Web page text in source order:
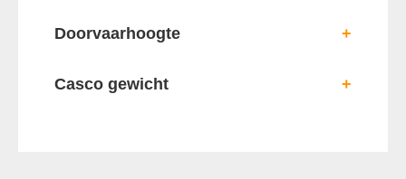
Doorvaarhoogte +
Casco gewicht +